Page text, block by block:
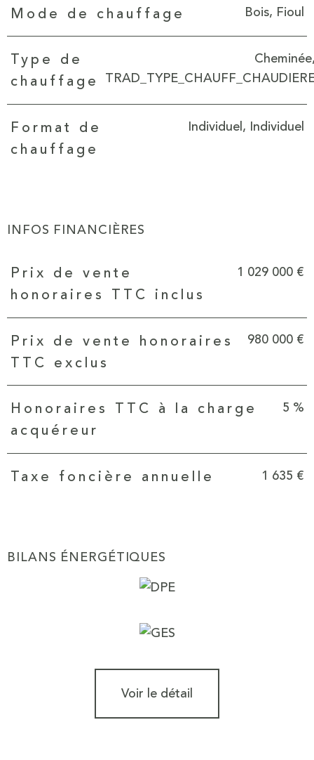
Mode de chauffage Bois, Fioul
Type de
chauffage
Format de
chauffage
Individuel, Individuel
INFOS FINANCIÈRES
Caractéristiques Valeurs
Prix de vente
honoraires TTC inclus
1 029 000 €
Prix de vente honoraires
TTC exclus
980 000 €
Honoraires TTC à la charge
acquéreur
5 %
Taxe foncière annuelle 1 635 €
BILANS ÉNERGÉTIQUES
Voir le détail